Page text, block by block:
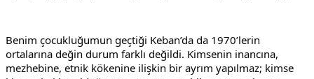
Benim çocukluğumun geçtiği Keban’da da 1970’lerin
ortalarına değin durum farklı değildi. Kimsenin inancına,
mezhebine, etnik kökenine ilişkin bir ayrım yapılmaz; kimse